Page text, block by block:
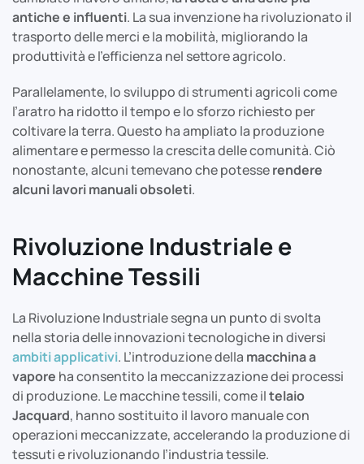
antiche e influenti. La sua invenzione ha rivoluzionato il
trasporto delle merci e la mobilità, migliorando la
produttività e l’efficienza nel settore agricolo.
Parallelamente, lo sviluppo di strumenti agricoli come
l’aratro ha ridotto il tempo e lo sforzo richiesto per
coltivare la terra. Questo ha ampliato la produzione
alimentare e permesso la crescita delle comunità. Ciò
nonostante, alcuni temevano che potesserendere
alcuni lavori manuali obsoleti.
Rivoluzione Industriale e
Macchine Tessili
La Rivoluzione Industriale segna un punto di svolta
nella storia delle innovazioni tecnologiche in diversi
ambiti applicativi. L’introduzione della macchina a
vapore ha consentito la meccanizzazione dei processi
di produzione. Le macchine tessili, come iltelaio
Jacquard, hanno sostituito il lavoro manuale con
operazioni meccanizzate, accelerando la produzione di
tessuti e rivoluzionando l’industria tessile.